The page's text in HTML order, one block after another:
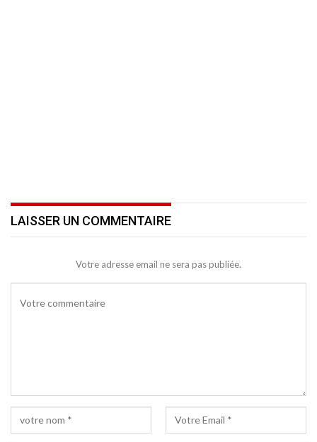
LAISSER UN COMMENTAIRE
Votre adresse email ne sera pas publiée.